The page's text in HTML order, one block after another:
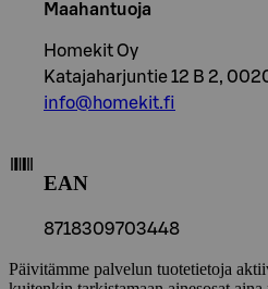
Maahantuoja
Homekit Oy
Katajaharjuntie 12 B 2,
info@homekit.fi
EAN
8718309703448
Päivitämme palvelun tuotetietoja